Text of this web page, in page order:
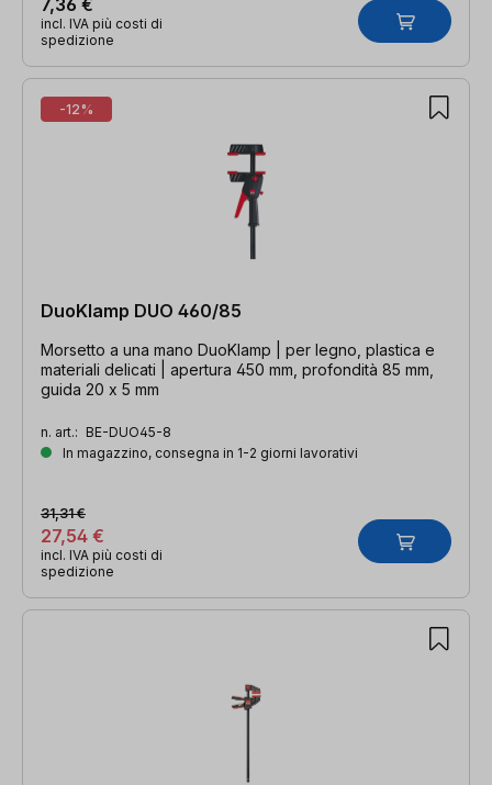
incl. IVA più costi di
spedizione
-12%
DuoKlamp DUO 460/85
Morsetto a una mano DuoKlamp | per legno, plastica e
materiali delicati | apertura 450 mm, profondità 85 mm,
guida 20 x 5 mm
n. art.: BE-DUO45-8
In magazzino, consegna in 1-2 giorni lavorativi
27,54 €
31,31 €
incl. IVA più costi di
spedizione